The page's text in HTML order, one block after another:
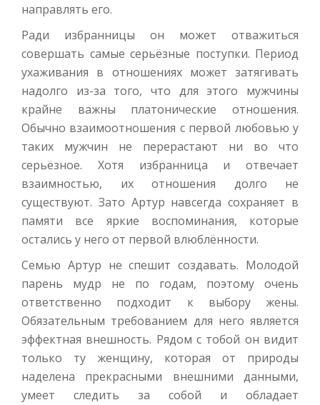
направлять его.
Ради избранницы он может отважиться
совершать самые серьёзные поступки. Период
ухаживания в отношениях может затягивать
надолго из-за того, что для этого мужчины
крайне важны платонические отношения.
Обычно взаимоотношения с первой любовью у
таких мужчин не перерастают ни во что
серьёзное. Хотя избранница и отвечает
взаимностью, их отношения долго не
существуют. Зато Артур навсегда сохраняет в
памяти все яркие воспоминания, которые
остались у него от первой влюблённости.
Семью Артур не спешит создавать. Молодой
парень мудр не по годам, поэтому очень
ответственно подходит к выбору жены.
Обязательным требованием для него является
эффектная внешность. Рядом с тобой он видит
только ту женщину, которая от природы
наделена прекрасными внешними данными,
умеет следить за собой и обладает